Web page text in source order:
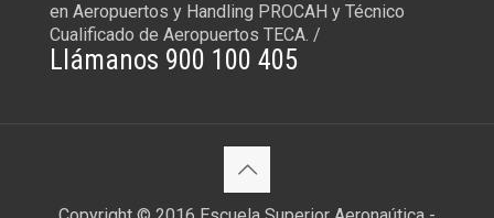
en Aeropuertos y Handling PROCAH y Técnico
Cualificado de Aeropuertos TECA. /
Llámanos 900 100 405